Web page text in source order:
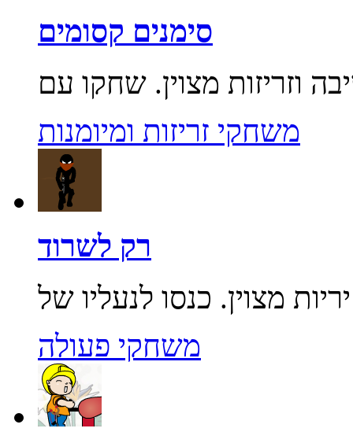
סימנים קסומים
משחקי זריזות ומיומנות
רק לשרוד
משחקי פעולה